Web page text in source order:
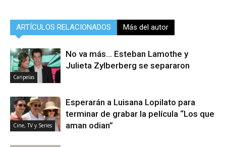
ARTÍCULOS RELACIONADOS Más del autor
Caripelas
No va más… Esteban Lamothe y
Julieta Zylberberg se separaron
Cine, TV y Series
Esperarán a Luisana Lopilato para
terminar de grabar la película “Los que
aman odian”